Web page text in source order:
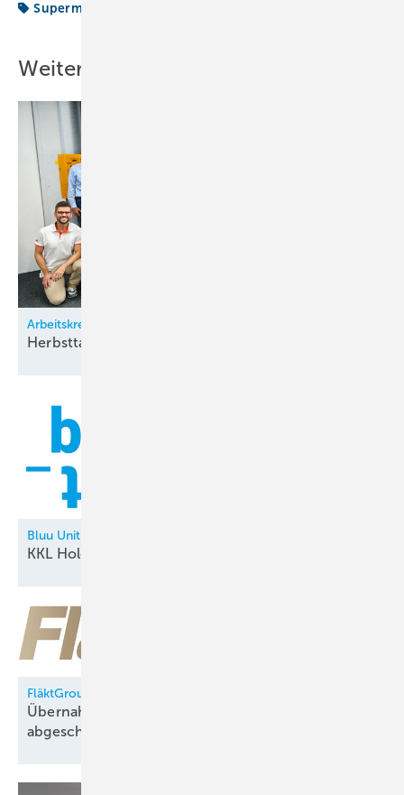
Supermarkt-Symposium
Weitere Inhalte
Arbeitskreis Klimatechnik
Herbsttagung bei
Bluu Unit
KKL Holding neu in der
FläktGroup
Übernahme durch Samsung Electronics
abgeschlossen